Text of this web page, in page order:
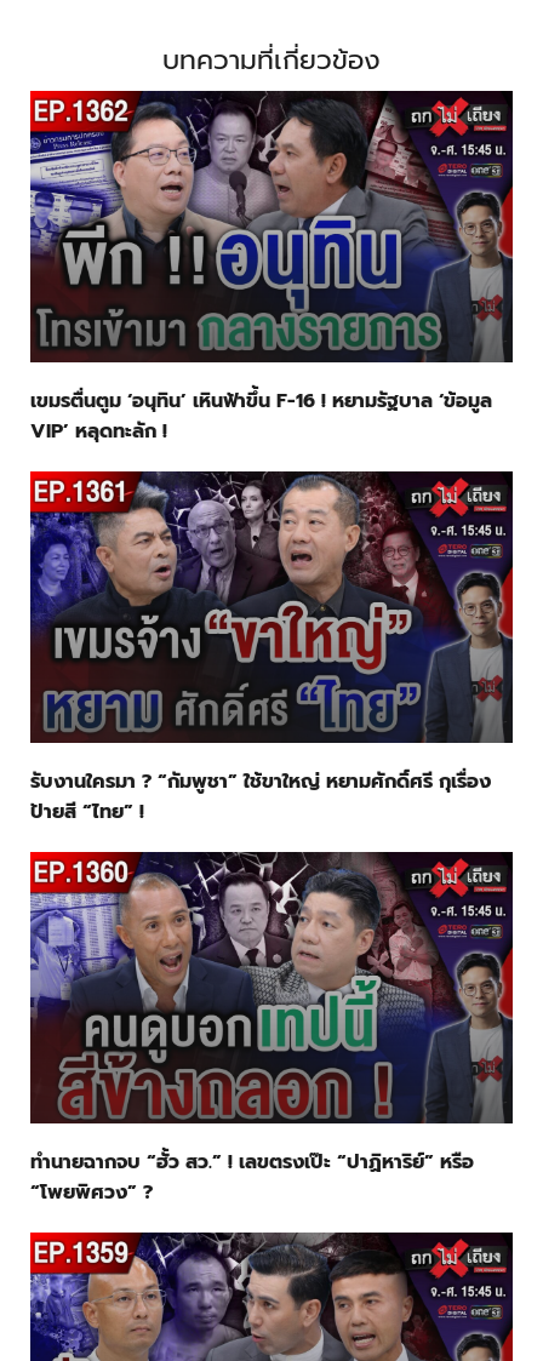
บทความที่เกี่ยวข้อง
เขมรตื่นตูม ‘อนุทิน’ เหินฟ้าขึ้น F-16 ! หยามรัฐบาล ‘ข้อมูล
VIP’ หลุดทะลัก !
รับงานใครมา ? “กัมพูชา” ใช้ขาใหญ่ หยามศักดิ์ศรี กุเรื่อง
ป้ายสี “ไทย” !
ทำนายฉากจบ “ฮั้ว สว.” ! เลขตรงเป๊ะ “ปาฏิหาริย์” หรือ
“โพยพิศวง” ?